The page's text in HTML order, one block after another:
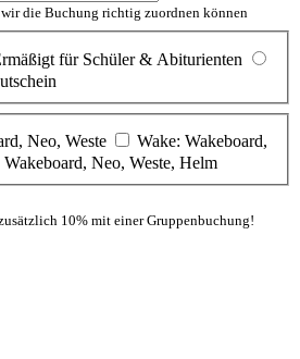
die Buchung richtig zuordnen können
für Schüler & Abiturienten
Neo, Weste
Wake: Wakeboard,
Neo, Weste, Helm
10% mit einer Gruppenbuchung!